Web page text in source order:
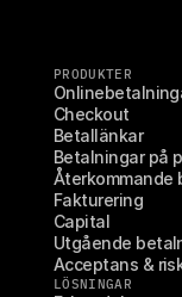
PRODUKTER
Checkout
Betallänkar
Betalningar på
Återkommande
Fakturering
Capital
Utgående
Acceptans &
LÖSNINGAR